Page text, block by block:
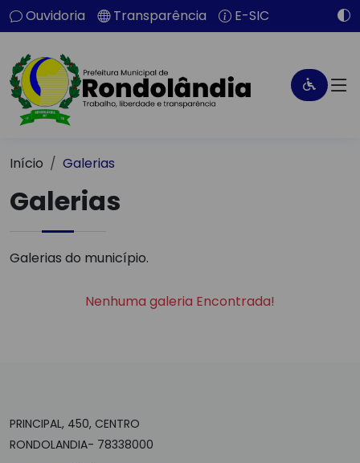
Ouvidoria Transparência E-SIC
Início Galerias
Galerias
Galerias do município.
Nenhuma galeria Encontrada!
PRINCIPAL, 450, CENTRO
RONDOLANDIA- 78338000